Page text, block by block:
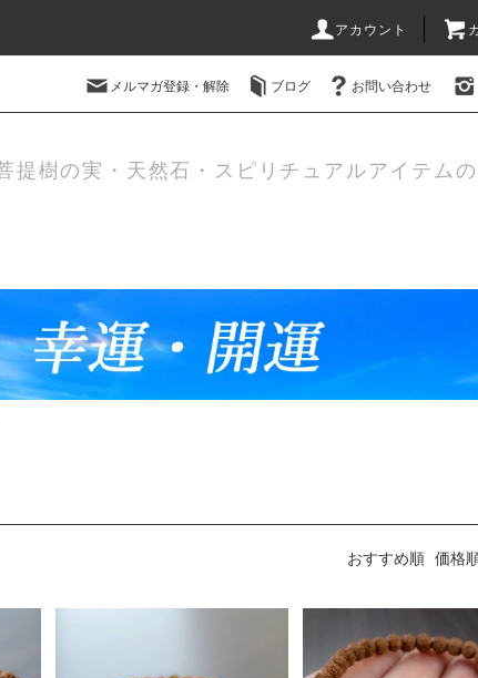
アカウント
メルマガ登録・解除 ブログ お問い合わせ
提樹の実・天然石・スピリチュアルアイテム
おすすめ順 価格